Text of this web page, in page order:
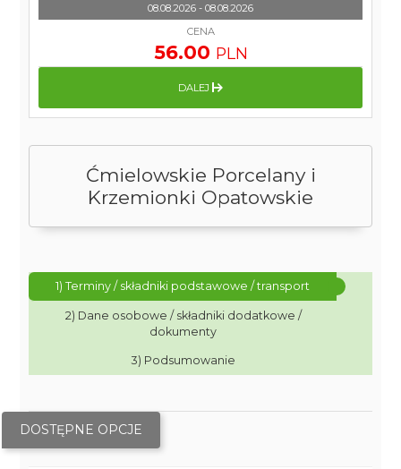
Ćmielowskie Porcelany i
Krzemionki Opatowskie
1) Terminy / składniki podstawowe / transport
2) Dane osobowe / składniki dodatkowe /
dokumenty
3) Podsumowanie
DOSTĘPNE OPCJE
08.08.2026 - 08.08.2026
CENA
56.00 PLN
DALEJ